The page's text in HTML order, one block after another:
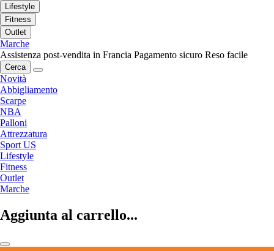
Lifestyle
Fitness
Outlet
Marche
Assistenza post-vendita in Francia Pagamento sicuro Reso facile
Cerca
Novità
Abbigliamento
Scarpe
NBA
Palloni
Attrezzatura
Sport US
Lifestyle
Fitness
Outlet
Marche
Aggiunta al carrello...